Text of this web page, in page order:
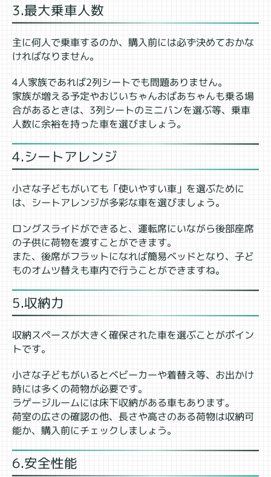
3.最大乗車人数
主に何人で乗車するのか、購入前には必ず決めておかな
ければなりません。
4人家族であれば2列シートでも問題ありません。
家族が増える予定やおじいちゃんおばあちゃんも乗る場
合があるときは、3列シートのミニバンを選ぶ等、乗車
人数に余裕を持った車を選びましょう。
4.シートアレンジ
小さな子どもがいても「使いやすい車」を選ぶために
は、シートアレンジが多彩な車を選びましょう。
ロングスライドができると、運転席にいながら後部座席
の子供に荷物を渡すことができます。
また、後席がフラットになれば簡易ベッドとなり、子ど
ものオムツ替えも車内で行うことができますね。
5.収納力
収納スペースが大きく確保された車を選ぶことがポイン
トです。
小さな子どもがいるとベビーカーや着替え等、お出かけ
時には多くの荷物が必要です。
ラゲージルームには床下収納がある車もあります。
荷室の広さの確認の他、長さや高さのある荷物は収納可
能か、購入前にチェックしましょう。
6.安全性能